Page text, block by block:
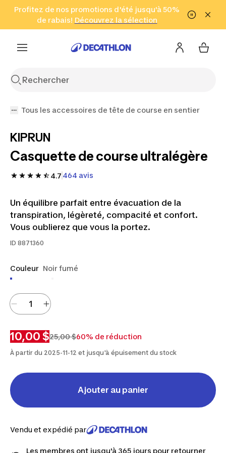
Aller à la recherche Aller au contenu Aller au pied de
Profitez de nos promotions d'été jusqu'à 50%
de rabais! Découvrez la sélection
Cliquez ici
en seulement 2 h!
(Zones sélectionnées)
Tous les accessoires de tête de course en sentier
KIPRUN
Casquette de course ultralégère
4.7 464 avis
Un équilibre parfait entre évacuation de la
transpiration, légèreté, compacité et confort.
Vous oublierez que vous la portez.
ID 8871360
Couleur Noir fumé
10,00 $25,00 $60% de réduction
À partir du 2025-11-12 et jusqu'à épuisement du stock
Ajouter au panier
Vendu et expédié par
Les membres ont jusqu'à 365 jours pour retourner